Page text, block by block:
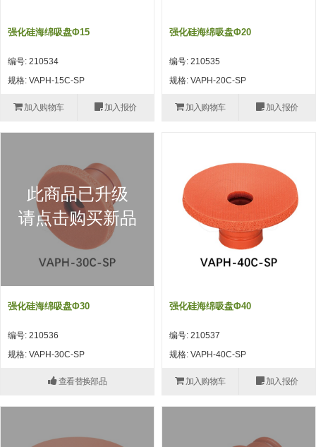
强化硅海绵吸盘Φ15
编号: 210534
规格: VAPH-15C-SP
加入购物车 加入报价
强化硅海绵吸盘Φ20
编号: 210535
规格: VAPH-20C-SP
加入购物车 加入报价
此商品已升级
请点击购买新品
强化硅海绵吸盘Φ30
编号: 210536
规格: VAPH-30C-SP
查看替换部品
强化硅海绵吸盘Φ40
编号: 210537
规格: VAPH-40C-SP
加入购物车 加入报价
带金具吸盘(扁平真空式) (30)
吸着金具(大型) (8)
吸着金具(附保持机能) (2)
防转式金具(细微型、微型、小型)
大型) (13)
固定式/微型气缸用/调整器(其他)
(16)
真空发生器、过滤器、确认阀 (14)
气剪 (171)
框架・模组
钢管系列 (265)
型材系列・立体框架SUS (143)
标准夹具 (7)
钢管系列
钢管系列SUS钢管 (0)
钢管端盖，钢管切割器，夹持器
连接块/支架 (160)
基础框架 (47)
吸着框架 (8)
夹取模组 (28)
限位模组 (8)
型材系列・立体框架SUS
立体框架铝型材 (9)
连接块组件 (5)
连接块 (16)
支架 (3)
连接板 (14)
垫块・垫片 (2)
螺母 (10)
安装板・导轨・连接块・垫块・连
配管部品・传感器 (154)
其它商品 (20)
配管部品・传感器
汇流板 (8)
接头 (49)
垫圈・气管接头・微型接头 (12)
气管・衬套 (24)
气管剪刀・扎带・固定座 (9)
调节器・按键阀・手动按键 (6)
其它商品
螺丝・螺母・垫片 (12)
其它非目录商品 (8)
轻量化·树脂部品
轻量化·树脂部品(微型气缸) (2)
轻量化·树脂部品(吸着金具小型)
(8)
轻量化·树脂部品(汇流板) (4)
手动型快速交换用夹具
自动交换系统
自动型快速交换用夹具
自动型快速交换用夹具-配件